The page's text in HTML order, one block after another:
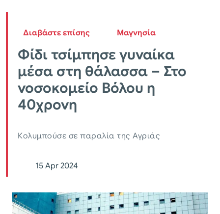
Διαβάστε επίσης Μαγνησία
Φίδι τσίμπησε γυναίκα
μέσα στη θάλασσα – Στο
νοσοκομείο Βόλου η
40χρονη
Κολυμπούσε σε παραλία της Αγριάς
15 Apr 2024